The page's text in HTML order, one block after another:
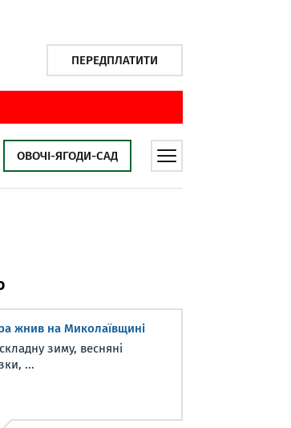
ПЕРЕДПЛАТИТИ
ОВОЧІ-ЯГОДИ-САД
жнив на Миколаївщині
зиму, весняні
...